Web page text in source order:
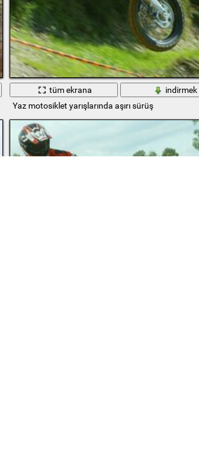
tüm ekrana
indirmek
Yaz motosiklet yarışlarında aşırı sürüş